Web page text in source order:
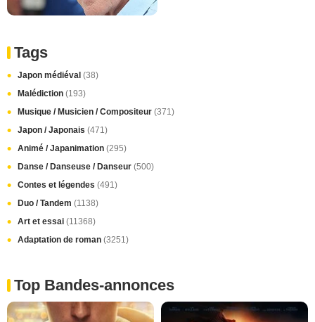
Tags
Japon médiéval (38)
Malédiction (193)
Musique / Musicien / Compositeur (371)
Japon / Japonais (471)
Animé / Japanimation (295)
Danse / Danseuse / Danseur (500)
Contes et légendes (491)
Duo / Tandem (1138)
Art et essai (11368)
Adaptation de roman (3251)
Top Bandes-annonces